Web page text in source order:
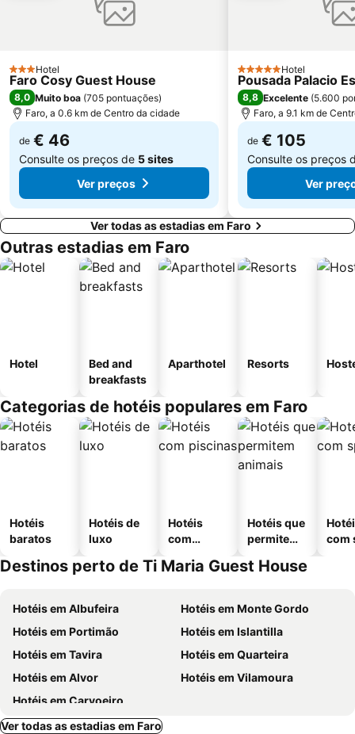
Barra da Fuseta Beach
Estação de Caminhos de Ferro de Faro
Parque Natural da Ría Formosa
Praia da Rocha Baixinha
Palácio e Quinta de Estói
Praia dos Alemães
Senhora da Rocha Beach
3 Estrelas
Hotel
Faro Cosy Guest House
8,0 Muito boa (705 pontuações)
Faro, a 0.6 km de Centro da cidade
de € 46
Consulte os preços de 5 sites
Ver preços
5 EstrelasHotel
Pousada Palacio
8,8 Excelente (5.600
Faro, a 9.1 km de
de € 105
Consulte os preços
Ver
Ver todas as estadias em Faro
Outras estadias em Faro
Hotel
Bed and
breakfasts
Aparthotel Resorts
Categorias de hotéis populares em Faro
Hotéis
baratos
Hotéis de
luxo
Hotéis
com
Hotéis que
permitem
com
Destinos perto de Ti Maria Guest House
Hotéis em Albufeira
Hotéis em Monte Gordo
Hotéis em Portimão
Hotéis em Islantilla
Hotéis em Tavira
Hotéis em Quarteira
Hotéis em Alvor
Hotéis em Vilamoura
Hotéis em Carvoeiro
Ver todas as estadias em Faro